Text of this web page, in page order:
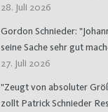
28. Juli 2026
Gordon Schnieder:
seine Sache sehr gut
27. Juli 2026
"Zeugt von absoluter
zollt Patrick Schnieder